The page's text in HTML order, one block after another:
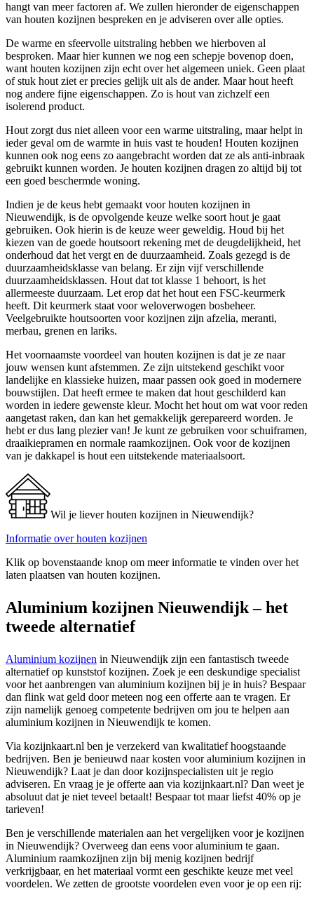
hangt van meer factoren af. We zullen hieronder de eigenschappen
van houten kozijnen bespreken en je adviseren over alle opties.
De warme en sfeervolle uitstraling hebben we hierboven al
besproken. Maar hier kunnen we nog een schepje bovenop doen,
want houten kozijnen zijn echt over het algemeen uniek. Geen plaat
of stuk hout ziet er precies gelijk uit als de ander. Maar hout heeft
nog andere fijne eigenschappen. Zo is hout van zichzelf een
isolerend product.
Hout zorgt dus niet alleen voor een warme uitstraling, maar helpt in
ieder geval om de warmte in huis vast te houden! Houten kozijnen
kunnen ook nog eens zo aangebracht worden dat ze als anti-inbraak
gebruikt kunnen worden. Je houten kozijnen dragen zo altijd bij tot
een goed beschermde woning.
Indien je de keus hebt gemaakt voor houten kozijnen in
Nieuwendijk, is de opvolgende keuze welke soort hout je gaat
gebruiken. Ook hierin is de keuze weer geweldig. Houd bij het
kiezen van de goede houtsoort rekening met de deugdelijkheid, het
onderhoud dat het vergt en de duurzaamheid. Zoals gezegd is de
duurzaamheidsklasse van belang. Er zijn vijf verschillende
duurzaamheidsklassen. Hout dat tot klasse 1 behoort, is het
allermeeste duurzaam. Let erop dat het hout een FSC-keurmerk
heeft. Dit keurmerk staat voor weloverwogen bosbeheer.
Veelgebruikte houtsoorten voor kozijnen zijn afzelia, meranti,
merbau, grenen en lariks.
Het voornaamste voordeel van houten kozijnen is dat je ze naar
jouw wensen kunt afstemmen. Ze zijn uitstekend geschikt voor
landelijke en klassieke huizen, maar passen ook goed in modernere
bouwstijlen. Dat heeft ermee te maken dat hout geschilderd kan
worden in iedere gewenste kleur. Mocht het hout om wat voor reden
aangetast raken, dan kan het gemakkelijk gerepareerd worden. Je
hebt er dus lang plezier van! Je kunt ze gebruiken voor schuiframen,
draaikiepramen en normale raamkozijnen. Ook voor de kozijnen
van je dakkapel is hout een uitstekende materiaalsoort.
Wil je liever houten kozijnen in Nieuwendijk?
Informatie over houten kozijnen
Klik op bovenstaande knop om meer informatie te vinden over het
laten plaatsen van houten kozijnen.
Aluminium kozijnen Nieuwendijk – het
tweede alternatief
Aluminium kozijnen in Nieuwendijk zijn een fantastisch tweede
alternatief op kunststof kozijnen. Zoek je een deskundige specialist
voor het aanbrengen van aluminium kozijnen bij je in huis? Bespaar
dan flink wat geld door meteen nog een offerte aan te vragen. Er
zijn namelijk genoeg competente bedrijven om jou te helpen aan
aluminium kozijnen in Nieuwendijk te komen.
Via kozijnkaart.nl ben je verzekerd van kwalitatief hoogstaande
bedrijven. Ben je benieuwd naar kosten voor aluminium kozijnen in
Nieuwendijk? Laat je dan door kozijnspecialisten uit je regio
adviseren. En vraag je je offerte aan via kozijnkaart.nl? Dan weet je
absoluut dat je niet teveel betaalt! Bespaar tot maar liefst 40% op je
tarieven!
Ben je verschillende materialen aan het vergelijken voor je kozijnen
in Nieuwendijk? Overweeg dan eens voor aluminium te gaan.
Aluminium raamkozijnen zijn bij menig kozijnen bedrijf
verkrijgbaar, en het materiaal vormt een geschikte keuze met veel
voordelen. We zetten de grootste voordelen even voor je op een rij: